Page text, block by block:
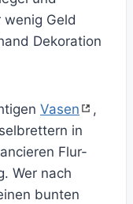
Geld
Dekoration
Vasen
,
in
Flur-
Wer nach
bunten